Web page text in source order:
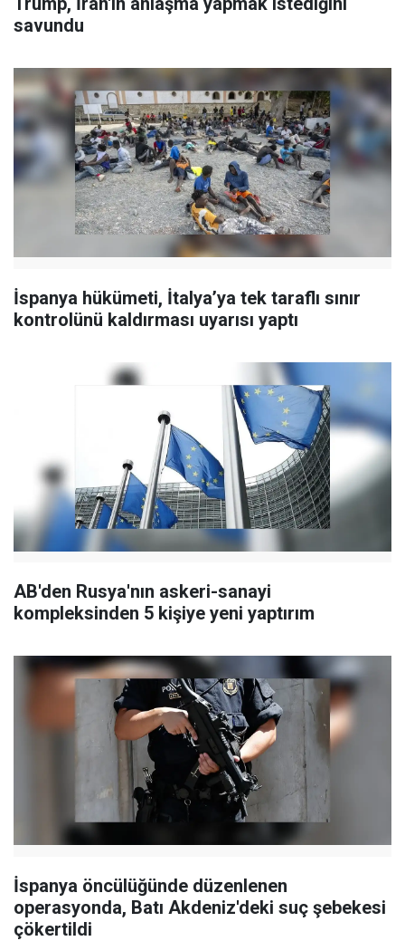
savundu
İspanya hükümeti, İtalya’ya tek taraflı sınır
kontrolünü kaldırması uyarısı yaptı
AB'den Rusya'nın askeri-sanayi
kompleksinden 5 kişiye yeni yaptırım
İspanya öncülüğünde düzenlenen
operasyonda, Batı Akdeniz'deki suç şebekesi
çökertildi